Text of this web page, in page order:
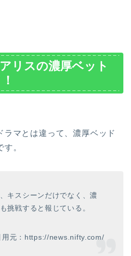
リスの濃厚ベット
ラマとは違って、濃厚ベッド
。
キスシーンだけでなく、濃
挑戦すると報じている。
用元：https://news.nifty.com/